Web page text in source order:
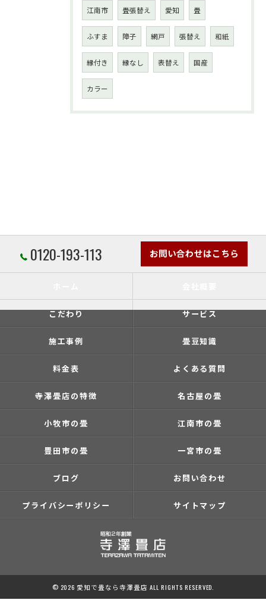
江南市 畳張替え 愛知 畳
ふすま 障子 網戸 張替え 和紙
縁付き 縁なし 表替え 国産
カラー
0120-193-113 お問い合わせはこちら
こだわり サービス
施工事例 畳豆知識
料金表 よくある質問
寺澤畳店の特徴 名古屋の畳
小牧市の畳 江南市の畳
豊田市の畳 一宮市の畳
ブログ お問い合わせ
プライバシーポリシー サイトマップ
© 2026 愛知で畳なら寺澤畳店 ALL RIGHTS RESERVED.